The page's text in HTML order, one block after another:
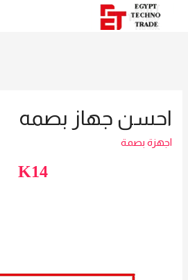
احسن جهاز بصمه
اجهزة بصمة
K14